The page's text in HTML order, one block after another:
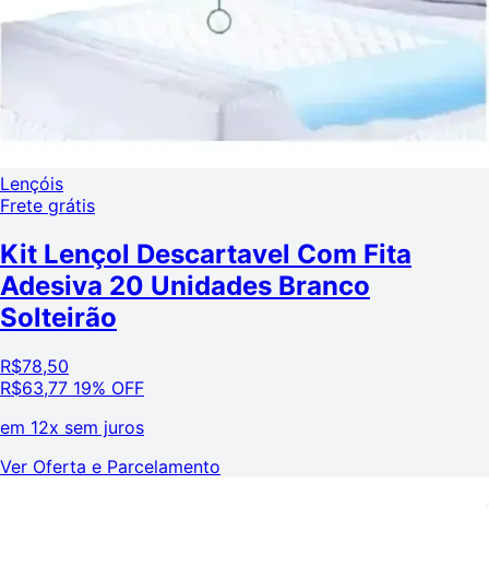
Lençóis
Frete grátis
Kit Lençol Descartavel Com Fita
Adesiva 20 Unidades Branco
Solteirão
R$78,50
R$63,77 19% OFF
em 12x sem juros
Ver Oferta e Parcelamento